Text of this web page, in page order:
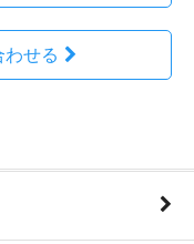
わせる